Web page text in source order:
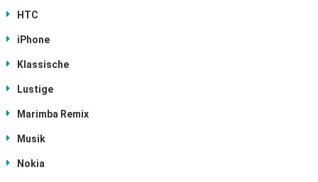
HTC
iPhone
Klassische
Lustige
Marimba Remix
Musik
Nokia